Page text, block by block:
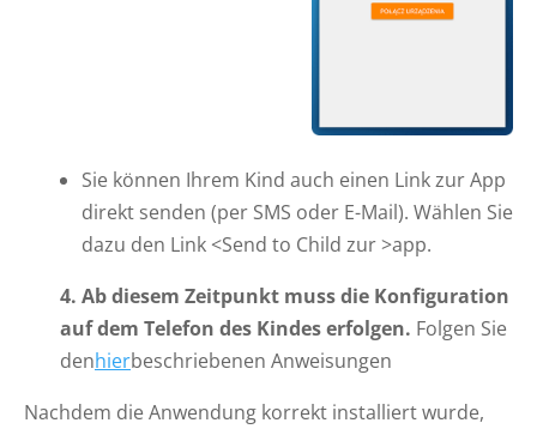
Sie können Ihrem Kind auch einen Link zur App
direkt senden (per SMS oder E-Mail). Wählen Sie
dazu den Link <Send to Child zur >app.
4. Ab diesem Zeitpunkt muss die Konfiguration
auf dem Telefon des Kindes erfolgen. Folgen Sie
denhierbeschriebenen Anweisungen
Nachdem die Anwendung korrekt installiert wurde,